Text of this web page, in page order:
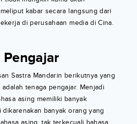
kabar secara langsung dari
di perusahaan media di Cina.
Pengajar
Sastra Mandarin berikutnya yang
tenaga pengajar. Menjadi
asing memiliki banyak
dikarenakan banyak orang yang
asing, tak terkecuali bahasa